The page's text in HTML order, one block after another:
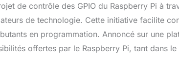
de contrôle des GPIO du Raspberry Pi à
de technologie. Cette initiative facilite
en programmation. Annoncé sur une
offertes par le Raspberry Pi, tant dans